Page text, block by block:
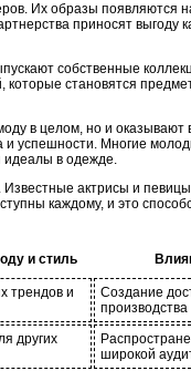
Их образы появляются
приносят выгоду
собственные
которые становятся
в целом, но и
успешности. Многие
идеалы в одежде.
актрисы и
каждому, и это
и стиль
трендов и
Создание
производства
других
широкой